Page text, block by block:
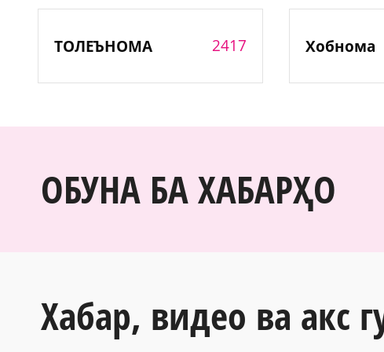
ТОЛЕЪНОМА 2417 Хобнома
ОБУНА БА ХАБАРҲО
Хабар, видео ва акс